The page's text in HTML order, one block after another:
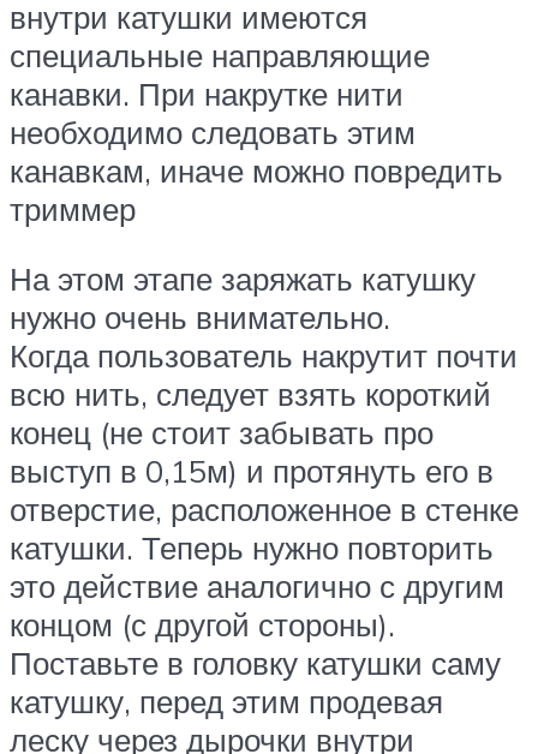
внутри катушки имеются
специальные направляющие
канавки. При накрутке нити
необходимо следовать этим
канавкам, иначе можно повредить
триммер
На этом этапе заряжать катушку
нужно очень внимательно.
Когда пользователь накрутит почти
всю нить, следует взять короткий
конец (не стоит забывать про
выступ в 0,15м) и протянуть его в
отверстие, расположенное в стенке
катушки. Теперь нужно повторить
это действие аналогично с другим
концом (с другой стороны).
Поставьте в головку катушки саму
катушку, перед этим продевая
леску через дырочки внутри